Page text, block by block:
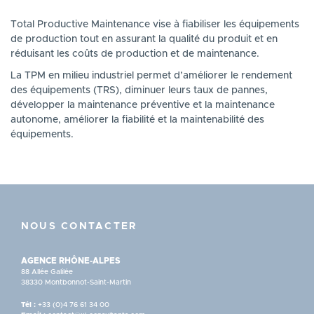
Total Productive Maintenance vise à fiabiliser les équipements
de production tout en assurant la qualité du produit et en
réduisant les coûts de production et de maintenance.
La TPM en milieu industriel permet d’améliorer le rendement
des équipements (TRS), diminuer leurs taux de pannes,
développer la maintenance préventive et la maintenance
autonome, améliorer la fiabilité et la maintenabilité des
équipements.
NOUS CONTACTER
AGENCE RHÔNE-ALPES
88 Allée Galilée
38330 Montbonnot-Saint-Martin
Tél : +33 (0)4 76 61 34 00